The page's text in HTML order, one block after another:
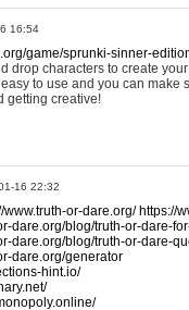
16:54
game/sprunki-sinner-
drop characters to create
to use and you can
getting creative!
16 22:32
www.truth-or-dare.org/ https://
dare.org/blog/truth-or-dare-
dare.org/blog/truth-or-dare-
dare.org/generator
hint.io/